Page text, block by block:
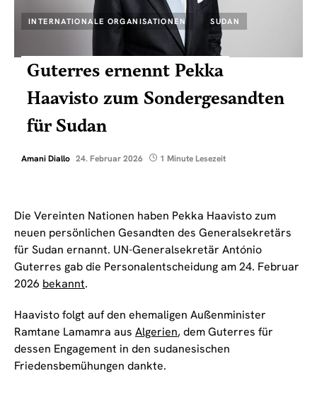
INTERNATIONALE ORGANISATIONEN SUDAN
Guterres ernennt Pekka
Haavisto zum Sondergesandten
für Sudan
Amani Diallo 24. Februar 2026 1 Minute Lesezeit
Die Vereinten Nationen haben Pekka Haavisto zum
neuen persönlichen Gesandten des Generalsekretärs
für Sudan ernannt. UN-Generalsekretär António
Guterres gab die Personalentscheidung am 24. Februar
2026 bekannt.
Haavisto folgt auf den ehemaligen Außenminister
Ramtane Lamamra aus Algerien, dem Guterres für
dessen Engagement in den sudanesischen
Friedensbemühungen dankte.